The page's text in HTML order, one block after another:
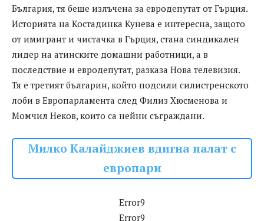
България, тя беше излъчена за евродепутат от Гърция.
Историята на Костадинка Кунева е интересна, защото
от имигрант и чистачка в Гърция, стана синдикален
лидер на атинските домашни работници, а в
последствие и евродепутат, разказа Нова телевизия.
Тя е третият българин, който подсили силистренското
лоби в Европарламента след Филиз Хюсменова и
Момчил Неков, които са нейни съграждани.
Милко Калайджиев вдигна палат с
европари
Error9
Error9